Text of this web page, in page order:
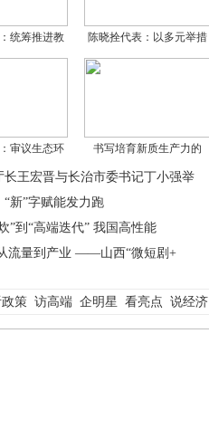
统筹推进教 陈晓拴代表：以多元举措
审议生态环 书写培育新质生产力的
长王宏晋与长治市委书记丁小强举
“新”字赋能发力跑
”到“高端迭代” 我国高性能
流量到产业 ——山西“微短剧+
策 访高端 企明星 看亮点 说经济